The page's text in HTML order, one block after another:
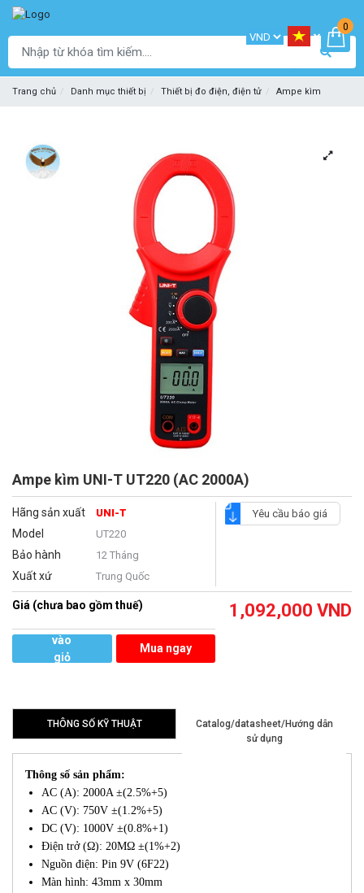
0
Trang chủ Danh mục thiết bị Thiết bị đo điện, điện tử Ampe kìm
Ampe kìm UNI-T UT220 (AC 2000A)
Hãng sản xuất UNI-T
Model UT220
Bảo hành 12 Tháng
Xuất xứ Trung Quốc
Yêu cầu báo giá
Giá (chưa bao gồm thuế) 1,092,000 VND
vào
giỏ
Mua ngay
THÔNG SỐ KỸ THUẬT
Catalog/datasheet/Hướng dẫn
sử dụng
Thông số sản phẩm:
AC (A): 2000A ±(2.5%+5)
AC (V): 750V ±(1.2%+5)
DC (V): 1000V ±(0.8%+1)
Điện trở (Ω): 20MΩ ±(1%+2)
Nguồn điện: Pin 9V (6F22)
Màn hình: 43mm x 30mm